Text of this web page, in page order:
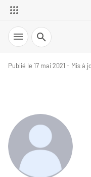
Recherche
Publié le 17 mai 2021 - Mis à